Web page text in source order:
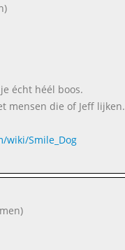
écht héél boos.
mensen die of Jeff lijken.
wiki/Smile_Dog